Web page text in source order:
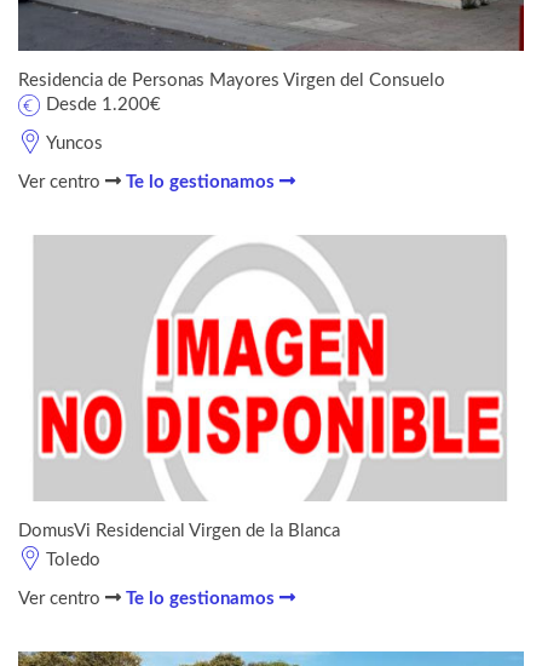
Residencia de Personas Mayores Virgen del Consuelo
Yuncos
Desde 1.200€
Ver centro Te lo gestionamos
DomusVi Residencial Virgen de la Blanca
Toledo
Ver centro Te lo gestionamos